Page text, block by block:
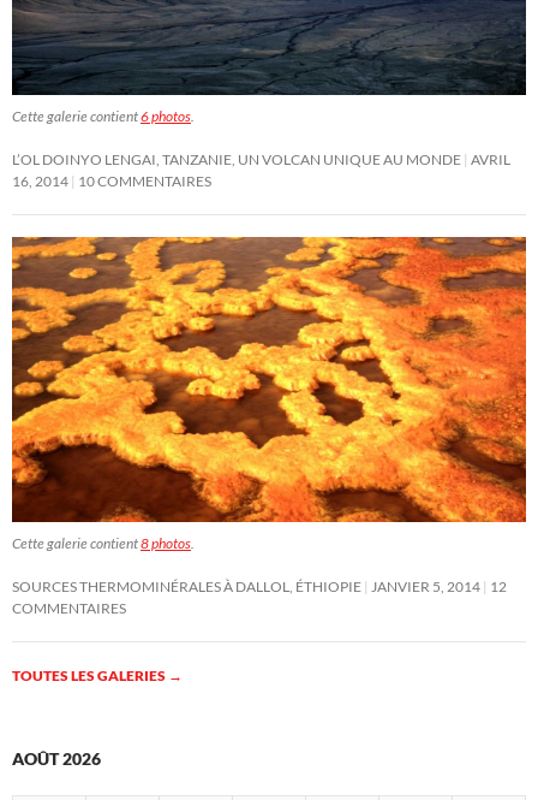
Cette galerie contient6 photos.
L’OL DOINYO LENGAI, TANZANIE, UN VOLCAN UNIQUE AU MONDE AVRIL
16, 2014 10 COMMENTAIRES
Cette galerie contient8 photos.
SOURCES THERMOMINÉRALES À DALLOL, ÉTHIOPIE JANVIER 5, 2014 12
COMMENTAIRES
TOUTES LES GALERIES →
AOÛT 2026